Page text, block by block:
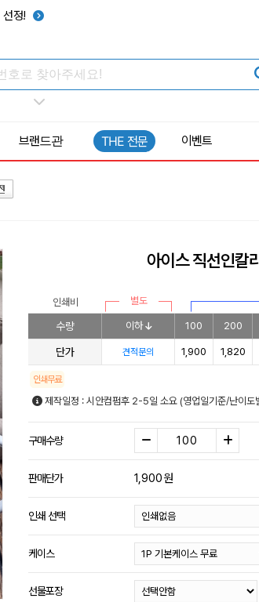
선정!
브랜드관 THE 전문 이벤트
아이스 직선인칼
인쇄비 별도
수량 이하 100 200
단가 견적문의 1,900 1,820
인쇄무료
제작일정 : 시안컴펌후 2-5일 소요 (영업일기준/난이도
구매수량
판매단가 1,900원
인쇄 선택
케이스
선물포장